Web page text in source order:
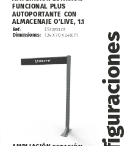
Configuraciones
FUNCIONAL PLUS
AUTOPORTANTE CON
ALMACENAJE O’LIVE, 1.1
Ref:
Dimensiones:
ES32703.01
124 x 70 x 246cm